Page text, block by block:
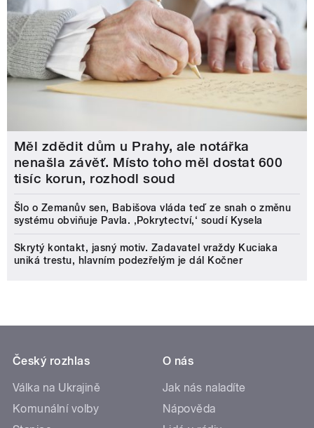
Měl zdědit dům u Prahy, ale notářka
nenašla závěť. Místo toho měl dostat 600
tisíc korun, rozhodl soud
Šlo o Zemanův sen, Babišova vláda teď ze snah o změnu
systému obviňuje Pavla. ‚Pokrytectví,‘ soudí Kysela
Skrytý kontakt, jasný motiv. Zadavatel vraždy Kuciaka
uniká trestu, hlavním podezřelým je dál Kočner
Český rozhlas
Válka na Ukrajině
Komunální volby
O nás
Jak nás naladíte
Nápověda